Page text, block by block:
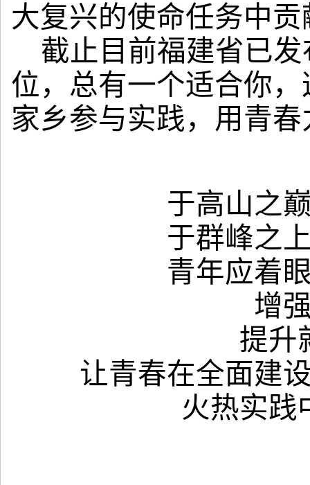
大复兴的使命任务中
截止目前福建省已
位，总有一个适合你
家乡参与实践，用青
于高山之
于群峰之
青年应着
增
提升
让青春在全面建
火热实践